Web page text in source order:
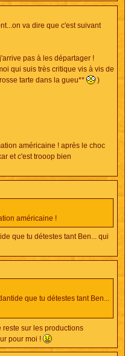
va dire que c'est suivant
pas à les départager !
qui suis très critique vis à vis de
tarte dans la gueu**
)
américaine ! après le choc
et c'est trooop bien
américaine !
que tu détestes tant Ben... qui
que tu détestes tant Ben...
reste sur les productions
pour moi !